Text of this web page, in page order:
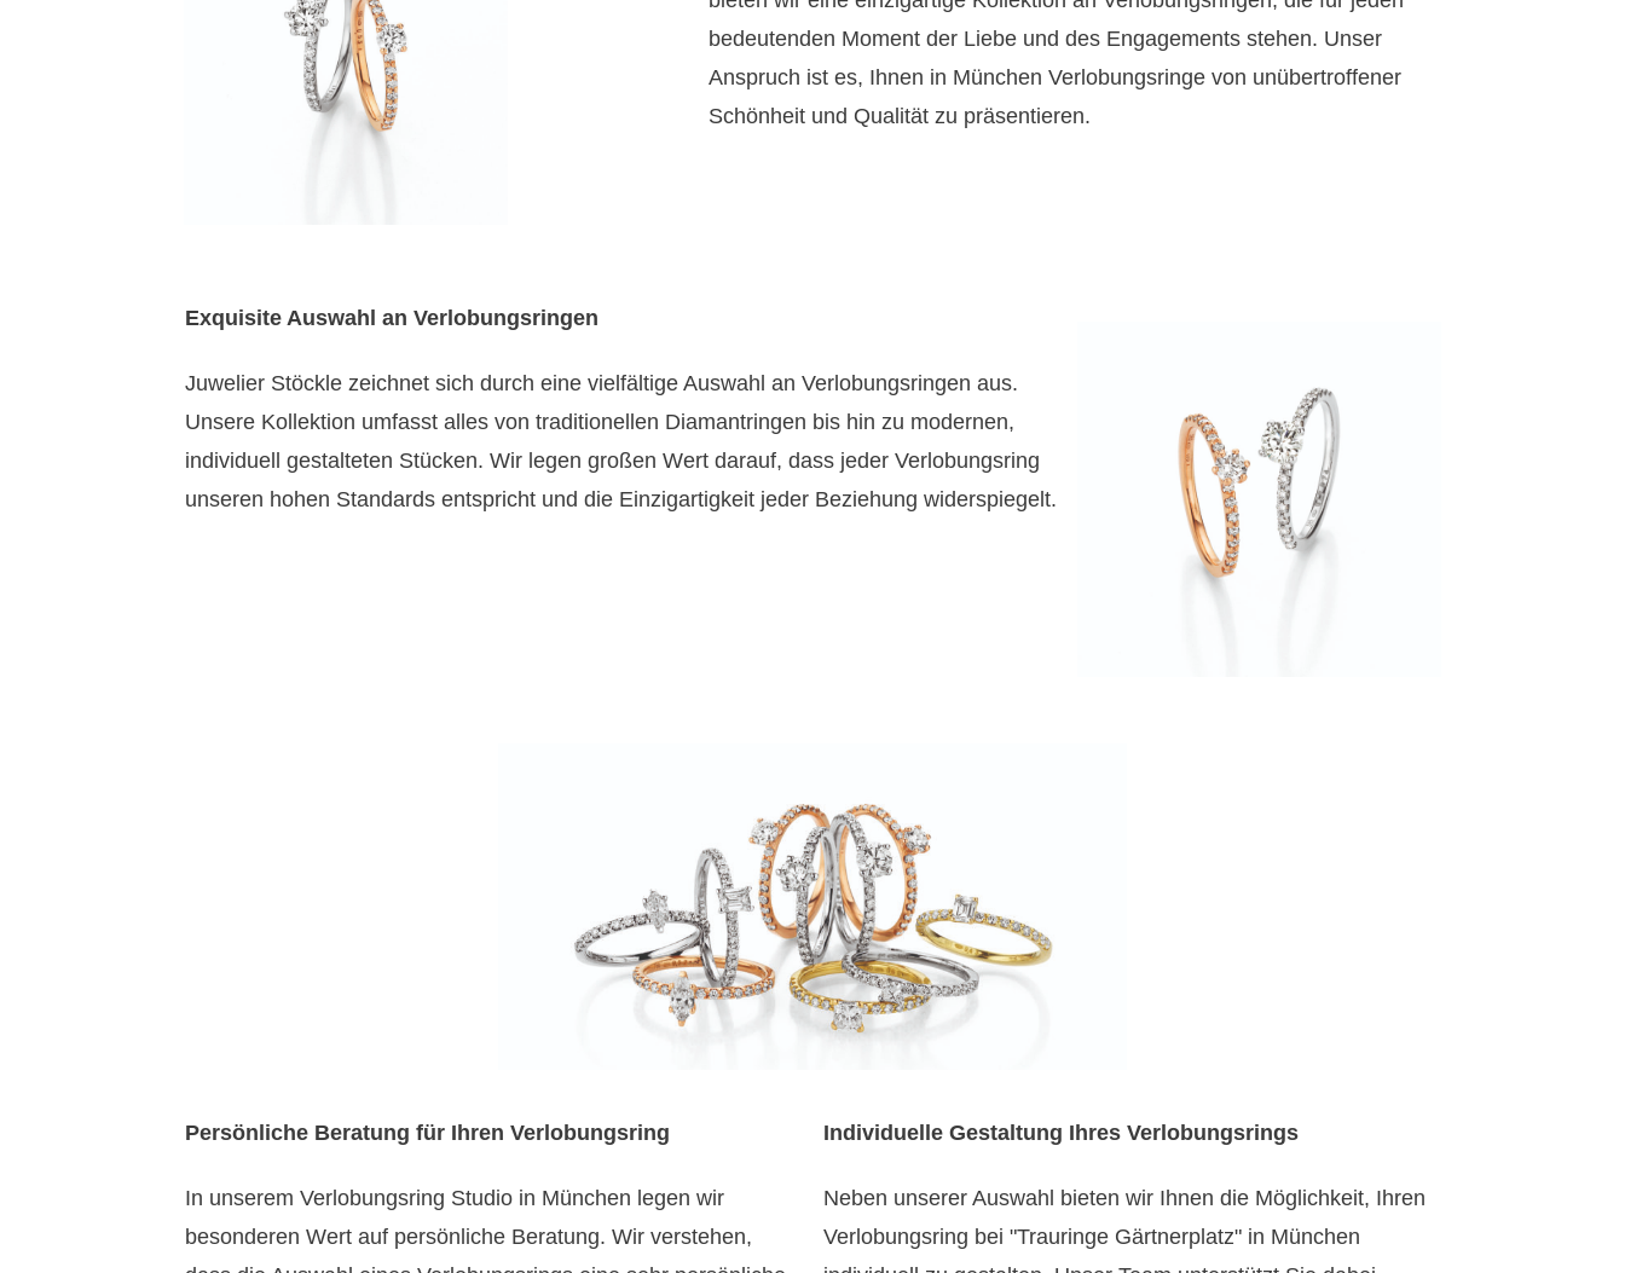
bedeutenden Moment der Liebe und des Engagements stehen. Unser
Anspruch ist es, Ihnen in München Verlobungsringe von unübertroffener
Schönheit und Qualität zu präsentieren.
Exquisite Auswahl an Verlobungsringen
Juwelier Stöckle zeichnet sich durch eine vielfältige Auswahl an Verlobungsringen aus.
Unsere Kollektion umfasst alles von traditionellen Diamantringen bis hin zu modernen,
individuell gestalteten Stücken. Wir legen großen Wert darauf, dass jeder Verlobungsring
unseren hohen Standards entspricht und die Einzigartigkeit jeder Beziehung widerspiegelt.
Persönliche Beratung für Ihren Verlobungsring
In unserem Verlobungsring Studio in München legen wir
besonderen Wert auf persönliche Beratung. Wir verstehen,
Individuelle Gestaltung Ihres Verlobungsrings
Neben unserer Auswahl bieten wir Ihnen die Möglichkeit, Ihren
Verlobungsring bei "Trauringe Gärtnerplatz" in München